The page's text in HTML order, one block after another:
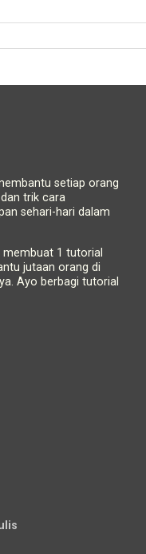
setiap orang
trik cara
sehari-hari dalam
membuat 1 tutorial
jutaan orang di
Ayo berbagi tutorial